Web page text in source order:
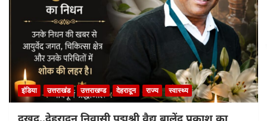
इंडिया उत्तराखंड उत्तराखण्ड देहरादून राज्य स्वास्थ्य